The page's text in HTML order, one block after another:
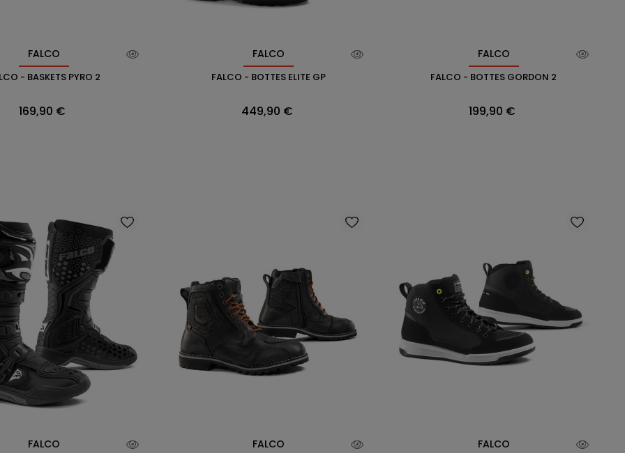
FALCO
- BASKETS PYRO 2
Prix
169,90 €
FALCO
FALCO - BOTTES ELITE GP
Prix
449,90 €
FALCO
FALCO - BOTTES GORDON 2
Prix
199,90 €
FALCO FALCO FALCO